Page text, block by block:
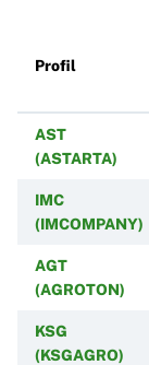
Profil
AST
(ASTARTA)
IMC
(IMCOMPANY)
AGT
(AGROTON)
KSG
(KSGAGRO)